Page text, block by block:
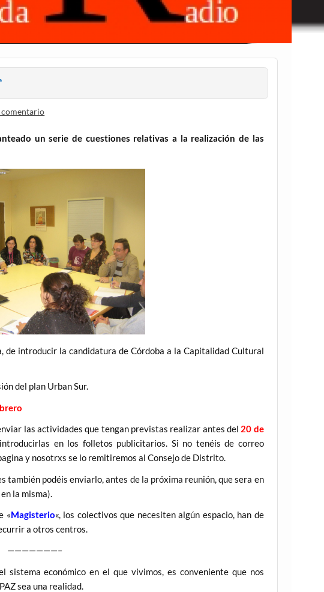
comentario
un serie de cuestiones relativas a la realización de las
de introducir la candidatura de Córdoba a la Capitalidad Cultural
del plan Urban Sur.
las actividades que tengan previstas realizar antes del 20 de
en los folletos publicitarios. Si no tenéis de correo
y nosotrxs se lo remitiremos al Consejo de Distrito.
también podéis enviarlo, antes de la próxima reunión, que sera en
la misma).
«Magisterio«, los colectivos que necesiten algún espacio, han de
a otros centros.
———————–
sistema económico en el que vivimos, es conveniente que nos
sea una realidad.